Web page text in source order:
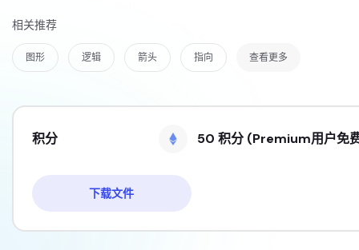
相关推荐
图形 逻辑 箭头 指向 查看更多
积分 50 积分 (Premium用户免
下载文件